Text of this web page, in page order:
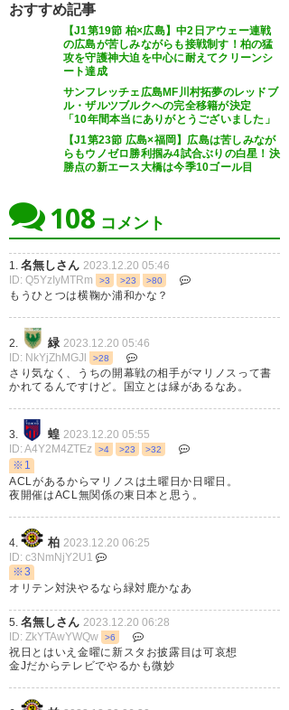
エディオンスタジアム広島が２
０２４年３月から「ホットスタ
ッフフィールド広島」に名称変
更（HOME広島ホームテレビ）
https://t.co/O1xGLNnflm
@YouTubeで配信中▶️
(@HOME_NEWS5)November
22, 2023
0413U-名無しさん 2023/12/20(水) 04:51:49 5H71xgqBr
祝日はマツダ関連仕事だから勘弁してくれ
おすすめ記事
【J1第19節 柏×広島】中2日アウェー連戦
の広島が苦しみながらも接戦制す！柏の猛
攻を守護神大迫を中心に耐えてクリーンシ
ート達成
サンフレッチェ広島MF川村拓夢のレッドブ
ル・ザルツブルクへの完全移籍が決定
「10年間本当にありがとうございました」
【J1第23節 広島×福岡】広島は苦しみなが
らもウノゼロ勝利掴み4試合ぶりの白星！決
勝点の新エース大橋は今季10ゴール目
108 コメント
1. 名無しさん 2023.12.20 05:46
ID: Q5YzIyMTRm
>3 >23 >80
もうひとつは横鞠か浦和かな？
2. 緑 2023.12.20 05:46
ID: NkYjZhMGJl
>28
さり気なく、うちの開幕戦の相手がマリノスって書
かれてるんですけど。国立とは縁があるなあ。
3. 蝗 2023.12.20 05:55
ID: A4Y2M4ZTEz
>4 >23 >32
※1
ACLがあるからマリノスは土曜日か日曜日。
夜開催はACL無関係の東日本と思う。
4. 柏 2023.12.20 06:25
ID: c3NmNjY2U1
※3
オリテン対決やるなら緑対鹿かなあ
5. 名無しさん 2023.12.20 06:28
ID: ZkYTAwYWQw
>6
祝日とはいえ金曜に新スタお披露目は可哀想
金Jだからテレビでやるかも微妙